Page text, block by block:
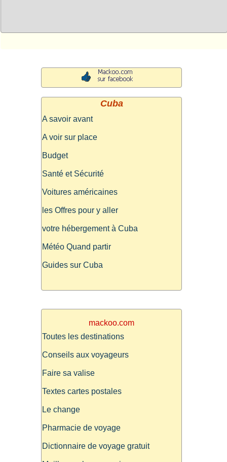
Cuba
A savoir avant
A voir sur place
Budget
Santé et Sécurité
Voitures américaines
les Offres pour y aller
votre hébergement à Cuba
Météo Quand partir
Guides sur Cuba
mackoo.com
Toutes les destinations
Conseils aux voyageurs
Faire sa valise
Textes cartes postales
Le change
Pharmacie de voyage
Dictionnaire de voyage gratuit